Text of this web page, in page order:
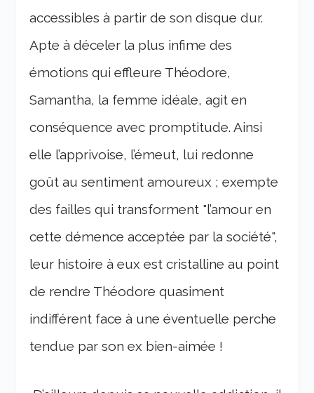
accessibles à partir de son disque dur.
Apte à déceler la plus infime des
émotions qui effleure Théodore,
Samantha, la femme idéale, agit en
conséquence avec promptitude. Ainsi
elle l’apprivoise, l’émeut, lui redonne
goût au sentiment amoureux ; exempte
des failles qui transforment "l’amour en
cette démence acceptée par la société",
leur histoire à eux est cristalline au point
de rendre Théodore quasiment
indifférent face à une éventuelle perche
tendue par son ex bien-aimée !